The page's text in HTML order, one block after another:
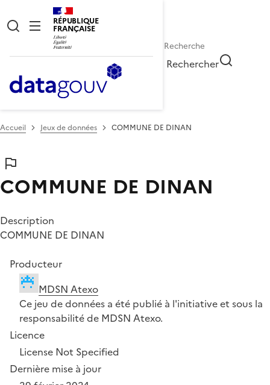
RÉPUBLIQUE
FRANÇAISE
Rechercher
Accueil Jeux de données COMMUNE DE DINAN
COMMUNE DE DINAN
Description
COMMUNE DE DINAN
Producteur
MDSN Atexo
Ce jeu de données a été publié à l'initiative et sous la
responsabilité de MDSN Atexo.
Licence
License Not Specified
Dernière mise à jour